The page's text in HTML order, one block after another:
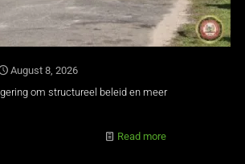
August 8, 2026
om structureel beleid en meer
Read more